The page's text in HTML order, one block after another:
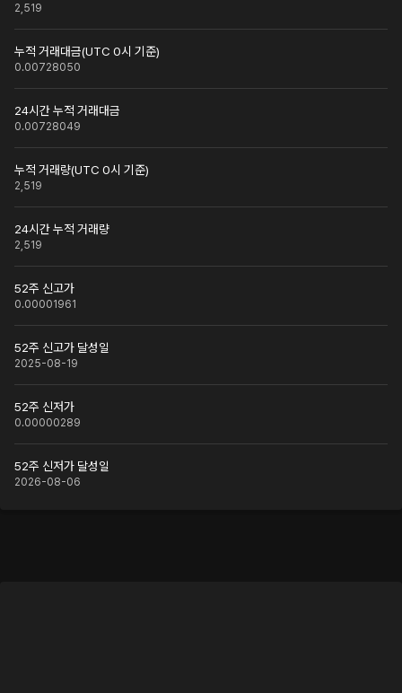
2,519
누적 거래대금(UTC 0시 기준)
0.00728050
24시간 누적 거래대금
0.00728049
누적 거래량(UTC 0시 기준)
2,519
24시간 누적 거래량
2,519
52주 신고가
0.00001961
52주 신고가 달성일
2025-08-19
52주 신저가
0.00000289
52주 신저가 달성일
2026-08-06